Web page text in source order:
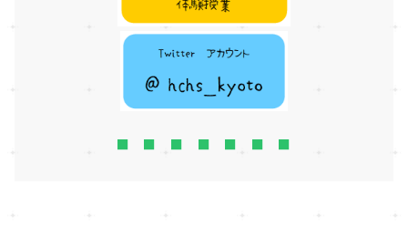
■ ■ ■ ■ ■ ■ ■